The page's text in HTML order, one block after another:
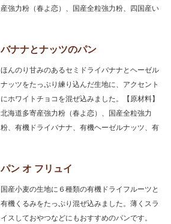
産強力粉（春よ恋）、国産全粒強力粉、四国産い
バナナとナッツのパン
ほんのり甘みのあるセミドライバナナとヘーゼル
ナッツをたっぷり練り込んだ生地に、アクセント
にホワイトチョコを混ぜ込みました。【原材料】
北海道多寄産強力粉（春よ恋）、国産全粒強力
粉、有機ドライバナナ、有機ヘーゼルナッツ、有
パン オ フリュイ
国産小麦の生地に６種類の有機ドライフルーツと
有機くるみをたっぷり混ぜ込みました。薄くスラ
イスしておやつなどにもおすすめのパンです。